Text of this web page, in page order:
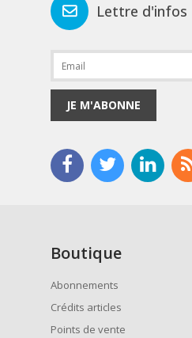
Lettre d'infos
JE M'ABONNE
Boutique
Abonnements
Crédits articles
Points de vente